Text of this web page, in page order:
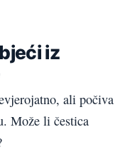
iz
ali počiva
Može li čestica